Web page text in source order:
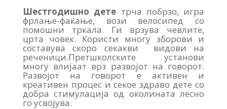
Шестгодишно дете трча побрзо, игра
фрлање-фаќање, вози велосипед со
помошни тркала. Ги врзува чевлите,
црта човек. Користи многу зборови и
составува скоро секакви видови на
реченици.Претшколските установи
многу влијаат врз развојот на говорот.
Развојот на говорот е активен и
креативен процес и секое здраво дете со
добра стимулација од околината лесно
го усвојува.